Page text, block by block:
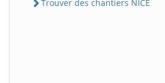
Trouver des chantiers NICE